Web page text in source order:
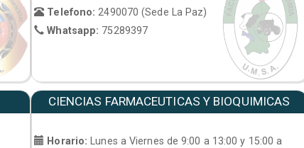
Telefono: 2490070 (Sede La Paz)
Whatsapp: 75289397
CIENCIAS FARMACEUTICAS Y BIOQUIMICAS
Horario: Lunes a Viernes de 9:00 a 13:00 y 15:00 a